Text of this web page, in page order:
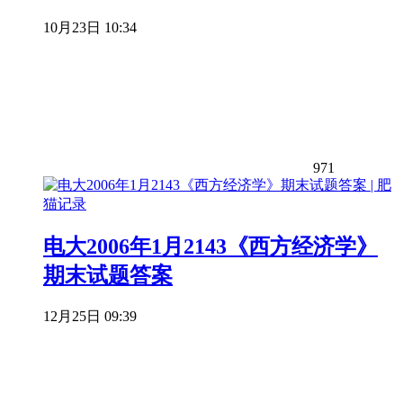
10月23日 10:34
971
电大2006年1月2143《西方经济学》
期末试题答案
12月25日 09:39